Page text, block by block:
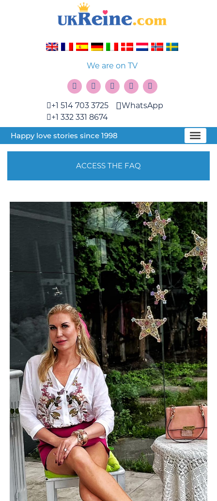
We are on TV
+1 514 703 3725
+1 332 331 8674
WhatsApp
Happy love stories since 1998
ACCESS THE FAQ